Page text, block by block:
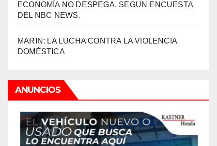
ECONOMÍA NO DESPEGA, SEGUN ENCUESTA
DEL NBC NEWS.
MARIN: LA LUCHA CONTRA LA VIOLENCIA
DOMÉSTICA
ANUNCIOS